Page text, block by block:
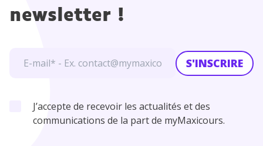
newsletter !
S'INSCRIRE
J’accepte de recevoir les actualités et des
communications de la part de myMaxicours.